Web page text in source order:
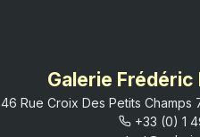
Galerie Frédéric
46 Rue Croix Des Petits Champs
+33 (0) 1